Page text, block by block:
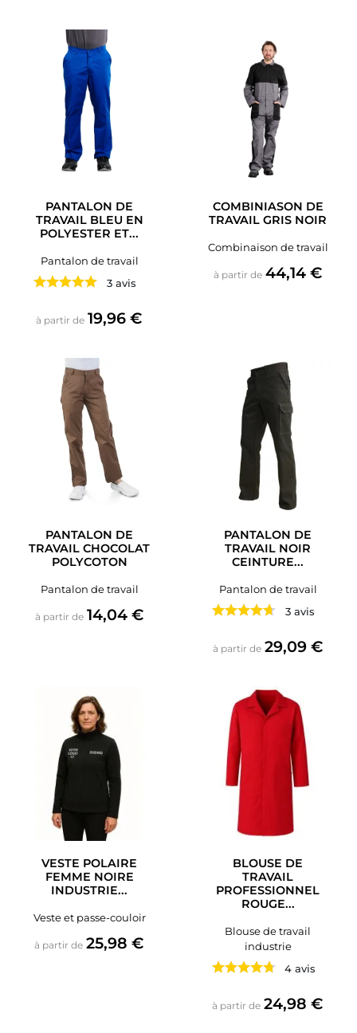
PANTALON DE
TRAVAIL BLEU EN
POLYESTER ET...
Pantalon de travail
3 avis
à partir de Prix
19,96 €
COMBINIASON DE
TRAVAIL GRIS NOIR
Combinaison de travail
à partir de Prix
44,14 €
PANTALON DE
TRAVAIL CHOCOLAT
POLYCOTON
Pantalon de travail
à partir de Prix
14,04 €
PANTALON DE
TRAVAIL NOIR
CEINTURE...
Pantalon de travail
3 avis
à partir de Prix
29,09 €
VESTE POLAIRE
FEMME NOIRE
INDUSTRIE...
Veste et passe-couloir
à partir de Prix
25,98 €
BLOUSE DE
TRAVAIL
PROFESSIONNEL
ROUGE...
Blouse de travail
industrie
4 avis
à partir de Prix
24,98 €